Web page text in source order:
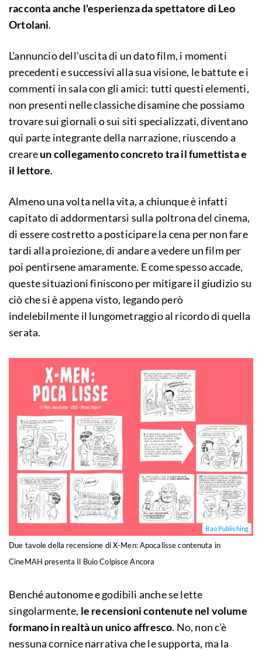
racconta anche l'esperienza da spettatore di Leo
Ortolani.
L'annuncio dell'uscita di un dato film, i momenti
precedenti e successivi alla sua visione, le battute e i
commenti in sala con gli amici: tutti questi elementi,
non presenti nelle classiche disamine che possiamo
trovare sui giornali o sui siti specializzati, diventano
qui parte integrante della narrazione, riuscendo a
creareun collegamento concreto tra il fumettista e
il lettore.
Almeno una volta nella vita, a chiunque è infatti
capitato di addormentarsi sulla poltrona del cinema,
di essere costretto a posticipare la cena per non fare
tardi alla proiezione, di andare a vedere un film per
poi pentirsene amaramente. E come spesso accade,
queste situazioni finiscono per mitigare il giudizio su
ciò che si è appena visto, legando però
indelebilmente il lungometraggio al ricordo di quella
serata.
Bao Publishing
Due tavole della recensione di X-Men: Apocalisse contenuta in
CineMAH presenta Il Buio Colpisce Ancora
Benché autonome e godibili anche se lette
singolarmente, le recensioni contenute nel volume
formano in realtà un unico affresco. No, non c'è
nessuna cornice narrativa che le supporta, ma la